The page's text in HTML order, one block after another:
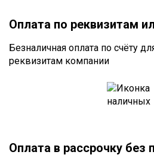
Оплата по реквизитам
Безналичная оплата по счёту
реквизитам компании
Оплата в рассрочку без